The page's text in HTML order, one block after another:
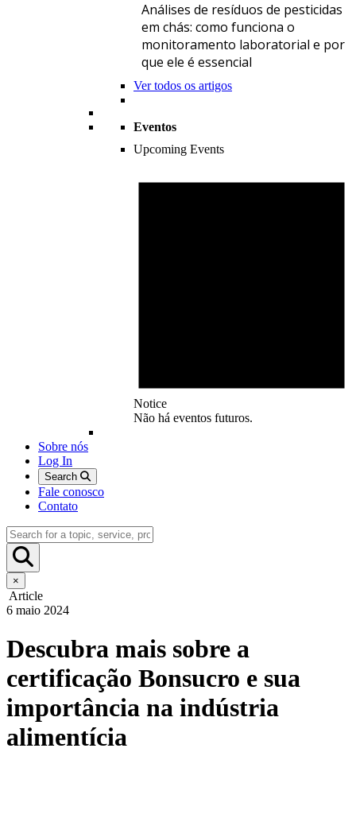
Análises de resíduos de pesticidas
em chás: como funciona o
monitoramento laboratorial e por
que ele é essencial
Ver todos os artigos
Eventos
Upcoming Events
Notice
Não há eventos futuros.
Sobre nós
Log In
Search
Fale conosco
Contato
×
Article
6 maio 2024
Descubra mais sobre a
certificação Bonsucro e sua
importância na indústria
alimentícia